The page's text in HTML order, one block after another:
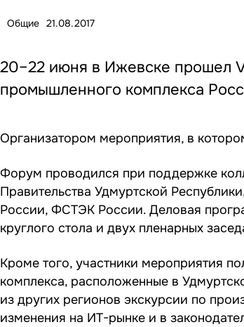
Общие 21.08.2017
20–22 июня в Ижевске прошел
промышленного комплекса
Организатором мероприятия, в
Форум проводился при поддержке
Правительства Удмуртской
России, ФСТЭК России. Деловая
круглого стола и двух пленарных
Кроме того, участники мероприятия
комплекса, расположенные в
из других регионов экскурсии по
изменения на ИТ-рынке и в